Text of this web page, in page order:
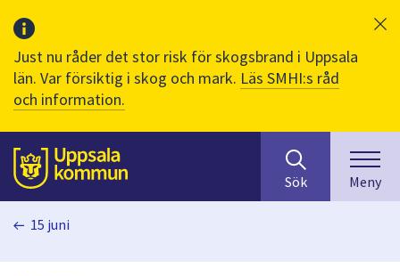
Just nu råder det stor risk för skogsbrand i Uppsala
län. Var försiktig i skog och mark. Läs SMHI:s råd
och information.
Till sidans
huvudinnehåll
efter
innehåll
på
Sök Meny
15 juni